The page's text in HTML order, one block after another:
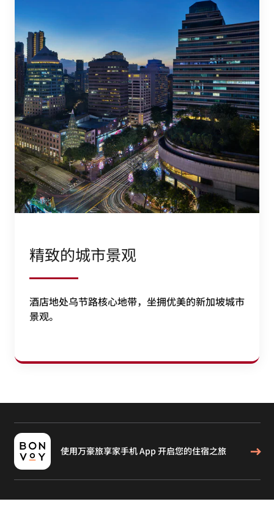
精致的城市景观
酒店地处乌节路核心地带，坐拥优美的新加坡城市
景观。
使用万豪旅享家手机 App 开启您的住宿之旅